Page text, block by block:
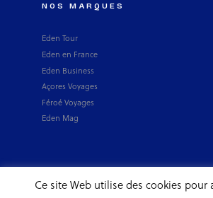
NOS MARQUES
Eden Tour
Eden en France
Eden Business
Açores Voyages
Féroé Voyages
Eden Mag
Ce site Web utilise des cookies pour